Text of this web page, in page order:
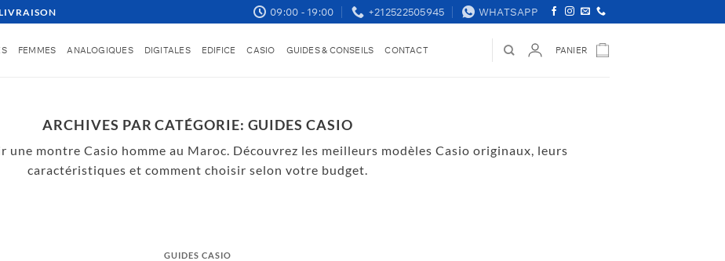
09:00 - 19:00 +212522505945 WHATSAPP
FEMMES ANALOGIQUES DIGITALES EDIFICE CASIO GUIDES & CONSEILS CONTACT PANIER
ARCHIVES PAR CATÉGORIE: GUIDES CASIO
une montre Casio homme au Maroc. Découvrez les meilleurs modèles Casio originaux, leurs
caractéristiques et comment choisir selon votre budget.
COMPARATIFS CASIO
GUIDES CASIO